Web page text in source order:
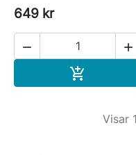
649 kr
 

Visar